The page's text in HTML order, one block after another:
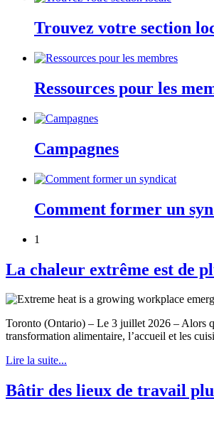
Trouvez votre section
Ressources pour les
Campagnes
Comment former un
1
La chaleur extrême est de
Toronto (Ontario) – Le 3 juillet 2026 – Alors
transformation alimentaire, l’accueil et les
Lire la suite...
Bâtir des lieux de travail